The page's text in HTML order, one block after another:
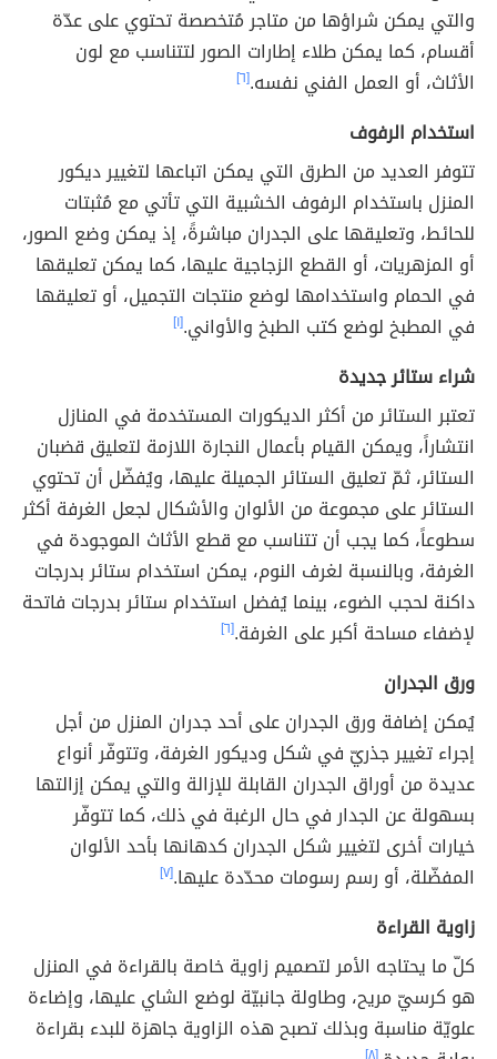
والتي يمكن شراؤها من متاجر مُتخصصة تحتوي على عدّة
أقسام، كما يمكن طلاء إطارات الصور لتتناسب مع لون
الأثاث، أو العمل الفني نفسه.[٦]
استخدام الرفوف
تتوفر العديد من الطرق التي يمكن اتباعها لتغيير ديكور
المنزل باستخدام الرفوف الخشبية التي تأتي مع مُثبتات
للحائط، وتعليقها على الجدران مباشرةً، إذ يمكن وضع الصور،
أو المزهريات، أو القطع الزجاجية عليها، كما يمكن تعليقها
في الحمام واستخدامها لوضع منتجات التجميل، أو تعليقها
في المطبخ لوضع كتب الطبخ والأواني.[١]
شراء ستائر جديدة
تعتبر الستائر من أكثر الديكورات المستخدمة في المنازل
انتشاراً، ويمكن القيام بأعمال النجارة اللازمة لتعليق قضبان
الستائر، ثمّ تعليق الستائر الجميلة عليها، ويُفضّل أن تحتوي
الستائر على مجموعة من الألوان والأشكال لجعل الغرفة أكثر
سطوعاً، كما يجب أن تتناسب مع قطع الأثاث الموجودة في
الغرفة، وبالنسبة لغرف النوم، يمكن استخدام ستائر بدرجات
داكنة لحجب الضوء، بينما يُفضل استخدام ستائر بدرجات فاتحة
لإضفاء مساحة أكبر على الغرفة.[٦]
ورق الجدران
يُمكن إضافة ورق الجدران على أحد جدران المنزل من أجل
إجراء تغيير جذريّ في شكل وديكور الغرفة، وتتوفّر أنواع
عديدة من أوراق الجدران القابلة للإزالة والتي يمكن إزالتها
بسهولة عن الجدار في حال الرغبة في ذلك، كما تتوفّر
خيارات أخرى لتغيير شكل الجدران كدهانها بأحد الألوان
المفضّلة، أو رسم رسومات محدّدة عليها.[٧]
زاوية القراءة
كلّ ما يحتاجه الأمر لتصميم زاوية خاصة بالقراءة في المنزل
هو كرسيّ مريح، وطاولة جانبيّة لوضع الشاي عليها، وإضاءة
علويّة مناسبة وبذلك تصبح هذه الزاوية جاهزة للبدء بقراءة